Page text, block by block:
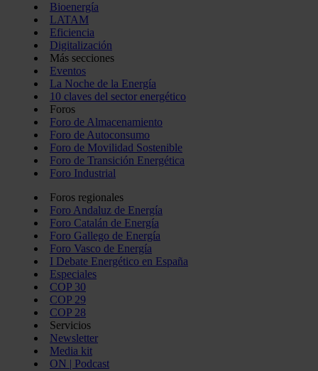
Bioenergía
LATAM
Eficiencia
Digitalización
Más secciones
Eventos
La Noche de la Energía
10 claves del sector energético
Foros
Foro de Almacenamiento
Foro de Autoconsumo
Foro de Movilidad Sostenible
Foro de Transición Energética
Foro Industrial
Foros regionales
Foro Andaluz de Energía
Foro Catalán de Energía
Foro Gallego de Energía
Foro Vasco de Energía
I Debate Energético en España
Especiales
COP 30
COP 29
COP 28
Servicios
Newsletter
Media kit
ON | Podcast